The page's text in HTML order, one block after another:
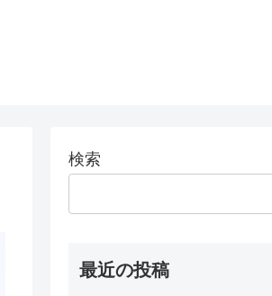
検索
最近の投稿